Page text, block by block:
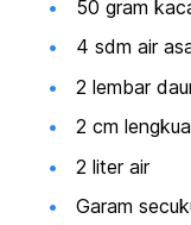
50 gram
4 sdm air
2 lembar
2 cm
2 liter air
Garam